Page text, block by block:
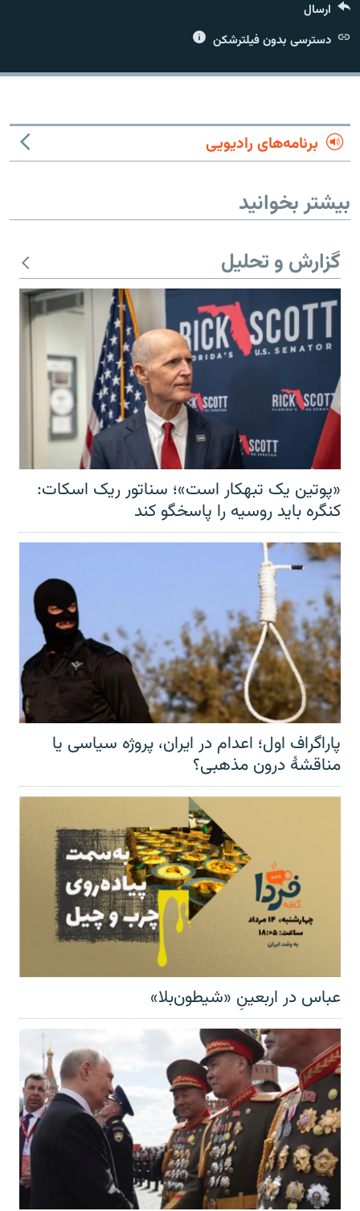
ارسال
دسترسی بدون فیلترشکن
برنامه‌های رادیویی
بیشتر بخوانید
گزارش و تحلیل
«پوتین یک تبهکار است»؛ سناتور ریک اسکات:
کنگره باید روسیه را پاسخگو کند
پاراگراف اول؛ اعدام در ایران، پروژه سیاسی یا
مناقشهٔ درون مذهبی؟
عباس در اربعینِ «شیطون‌بلا»